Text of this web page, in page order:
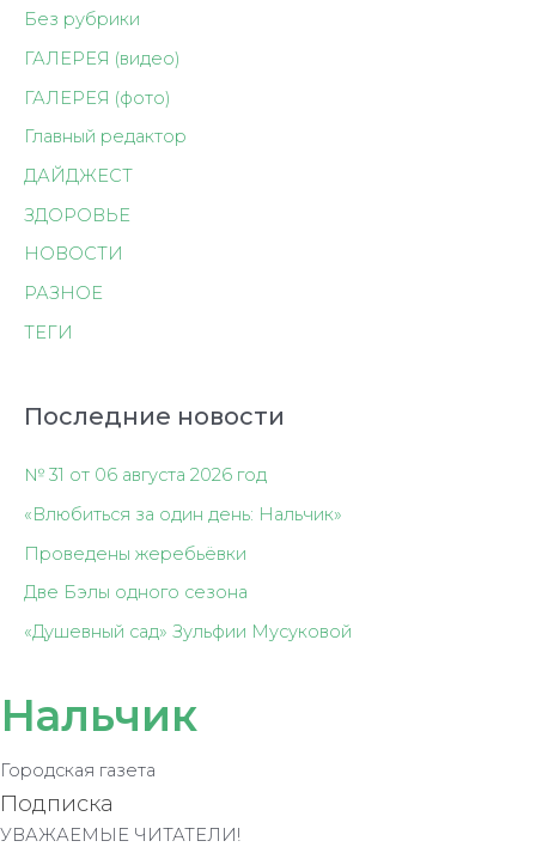
Без рубрики
ГАЛЕРЕЯ (видео)
ГАЛЕРЕЯ (фото)
Главный редактор
ДАЙДЖЕСТ
ЗДОРОВЬЕ
НОВОСТИ
РАЗНОЕ
ТЕГИ
Последние новости
№ 31 от 06 августа 2026 год
«Влюбиться за один день: Нальчик»
Проведены жеребьёвки
Две Бэлы одного сезона
«Душевный сад» Зульфии Мусуковой
Нальчик
Городская газета
Подписка
УВАЖАЕМЫЕ ЧИТАТЕЛИ!